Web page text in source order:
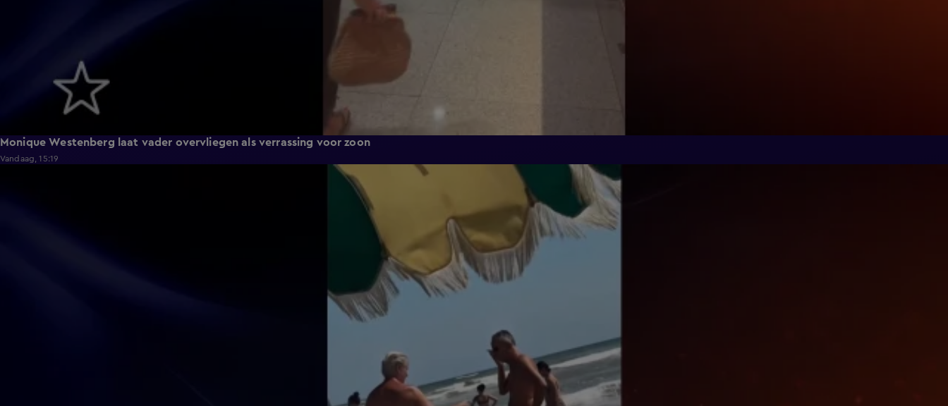
Monique Westenberg laat vader overvliegen als verrassing voor zoon
Vandaag, 15:19